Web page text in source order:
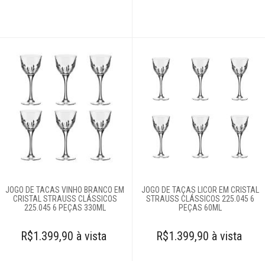
Fale
Conosco
61
996581061
Televendas
61
996588122
JOGO DE TACAS VINHO BRANCO EM
CRISTAL STRAUSS CLÁSSICOS
225.045 6 PEÇAS 330ML
R$1.399,90 à vista
JOGO DE TAÇAS LICOR EM CRISTAL
STRAUSS CLÁSSICOS 225.045 6
PEÇAS 60ML
R$1.399,90 à vista